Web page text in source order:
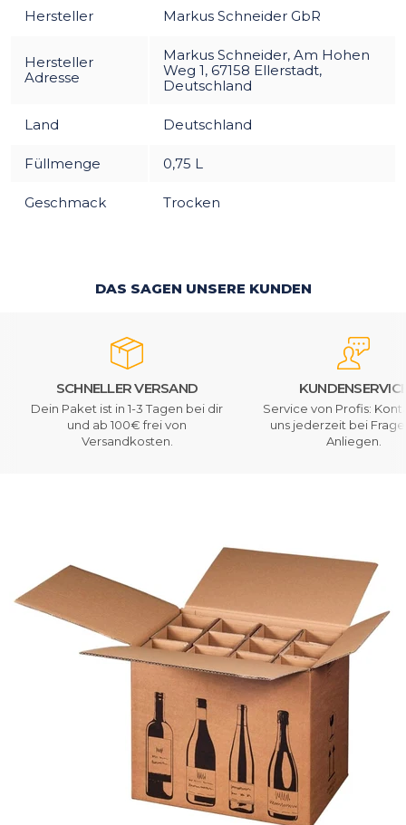
Hersteller Markus Schneider GbR
Hersteller
Adresse
Markus Schneider, Am Hohen
Weg 1, 67158 Ellerstadt,
Deutschland
Land Deutschland
Füllmenge 0,75 L
Geschmack Trocken
DAS SAGEN UNSERE KUNDEN
SCHNELLER VERSAND
Dein Paket ist in 1-3 Tagen bei dir
und ab 100€ frei von
Versandkosten.
Service von Profis:
uns jederzeit bei
Anliegen.